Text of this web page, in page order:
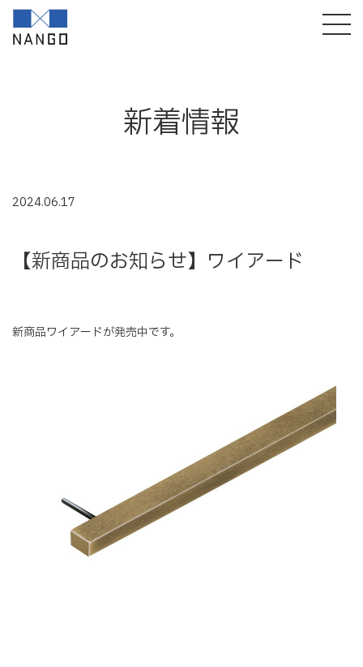
新着情報
2024.06.17
【新商品のお知らせ】ワイアード
新商品ワイアードが発売中です。